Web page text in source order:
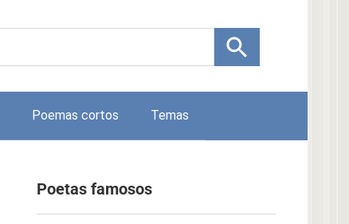
Poemas cortos Temas
Poetas famosos